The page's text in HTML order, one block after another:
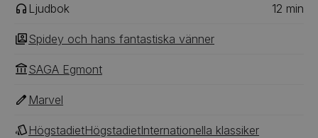
Ljudbok 12 min
Spidey och hans fantastiska vänner
SAGA Egmont
Marvel
HögstadietHögstadietInternationella klassiker